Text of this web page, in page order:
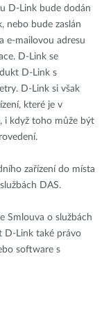
D-Link bude dodán
nebo bude zaslán
e-mailovou adresu
D-Link se
D-Link s
D-Link si však
které je v
i když toho může být
zařízení do místa
DAS.
Smlouva o službách
D-Link také právo
software s